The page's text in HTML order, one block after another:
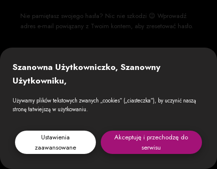
Nie pamiętasz swojego hasła? Nic nie szkodzi 😉 Wprowadź
adres e-mail powiązany z Twoim kontem, aby zresetować hasło.
E-mail
Szanowna Użytkowniczko, Szanowny
Użytkowniku,
Używamy plików tekstowych zwanych „cookies” („ciasteczka”), by uczynić naszą
stronę łatwiejszą w użytkowaniu.
Ustawienia
zaawansowane
Akceptuję i przechodzę do
serwisu